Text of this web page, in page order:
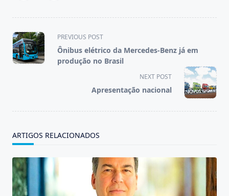
<span
class="nav-
subtitle
PREVIOUS POST
Ônibus elétrico da Mercedes-Benz já em
produção no Brasil
NEXT POST
Apresentação nacional
ARTIGOS RELACIONADOS